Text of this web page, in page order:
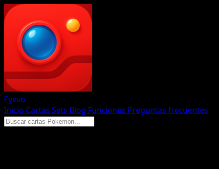
Eyevo
Inicio Cartas Sets Blog Funciones Preguntas frecuentes